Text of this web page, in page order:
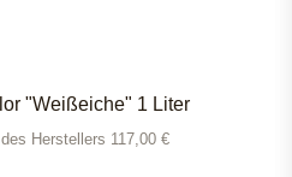
"Weißeiche" 1 Liter
Herstellers 117,00 €